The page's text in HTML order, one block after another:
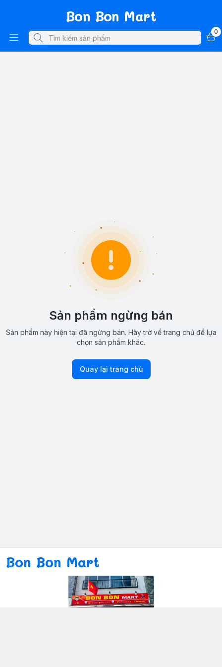
Bon Bon Mart
0
Sản phẩm ngừng bán
Sản phẩm này hiện tại đã ngừng bán. Hãy trở về trang chủ để lựa
chọn sản phẩm khác.
Quay lại trang chủ
Bon Bon Mart